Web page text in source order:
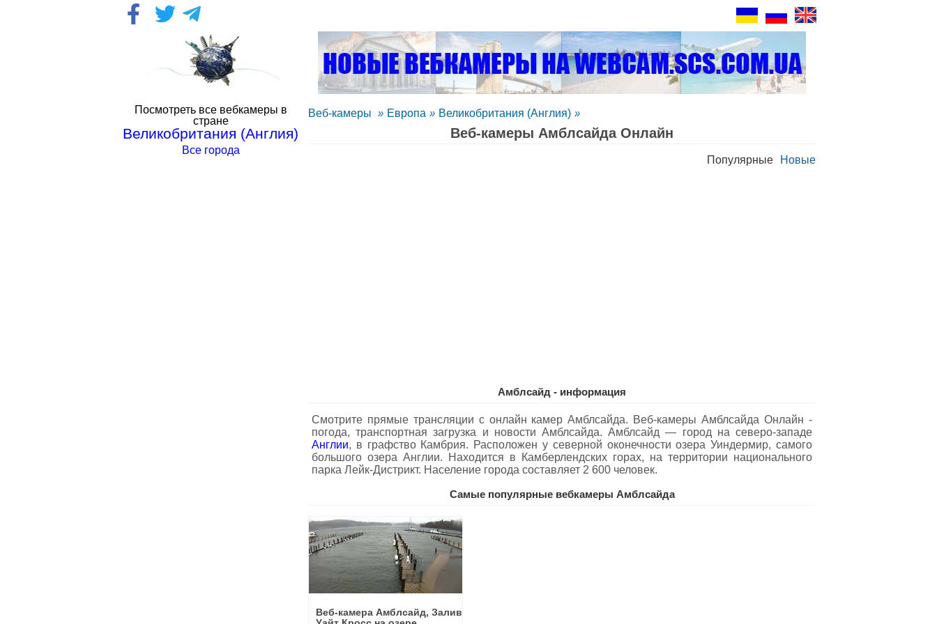
Посмотреть все вебкамеры в
стране
Великобритания (Англия)
Все города
Веб-камеры » Европа » Великобритания (Англия) »
Веб-камеры Амблсайда Oнлайн
Новые
Популярные
Амблсайд - информация
Смотрите прямые трансляции с онлайн камер Амблсайда. Веб-камеры Амблсайда Oнлайн -
погода, транспортная загрузка и новости Амблсайда. Амблсайд — город на северо-западе
Англии, в графство Камбрия. Расположен у северной оконечности озера Уиндермир, самого
большого озера Англии. Находится в Камберлендских горах, на территории национального
парка Лейк-Дистрикт. Население города составляет 2 600 человек.
Самые популярные вебкамеры Амблсайда
Веб-камера Амблсайд, Залив